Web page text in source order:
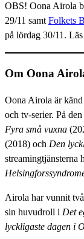
OBS! Oona Airola
29/11 samt Folkets
på lördag 30/11.
Om Oona
Oona Airola är
och tv-serier. På
Fyra små vuxna
(2018) och Den
streamingtjänsterna
Airola har vunnit två
sin huvudroll i Det
lyckligaste dagen i